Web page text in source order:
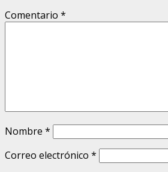
Comentario *
Nombre *
Correo electrónico *